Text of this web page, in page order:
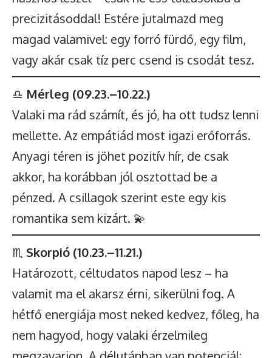
precizitásoddal! Estére jutalmazd meg
magad valamivel: egy forró fürdő, egy film,
vagy akár csak tíz perc csend is csodát tesz.
♎ Mérleg (09.23.–10.22.)
Valaki ma rád számít, és jó, ha ott tudsz lenni
mellette. Az empátiád most igazi erőforrás.
Anyagi téren is jöhet pozitív hír, de csak
akkor, ha korábban jól osztottad be a
pénzed. A csillagok szerint este egy kis
romantika sem kizárt. 💫
♏ Skorpió (10.23.–11.21.)
Határozott, céltudatos napod lesz – ha
valamit ma el akarsz érni, sikerülni fog. A
hétfő energiája most neked kedvez, főleg, ha
nem hagyod, hogy valaki érzelmileg